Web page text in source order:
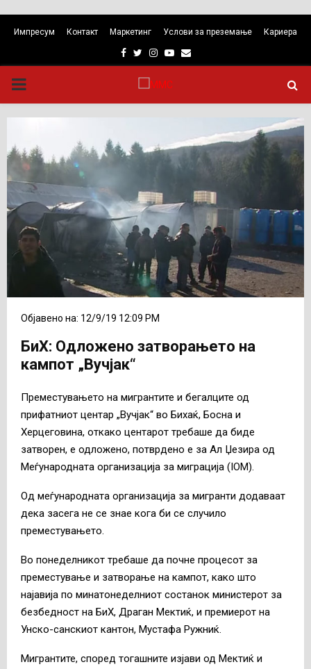
Импресум Контакт Маркетинг Услови за преземање Кариера
Facebook
TwitterInstagram
Youtube
Email
PRIMARY
MENU
Објавено на: 12/9/19 12:09 PM
БиХ: Одложено затворањето на
кампот „Вучјак“
Преместувањето на мигрантите и бегалците од
прифатниот центар „Вучјак“ во Бихаќ, Босна и
Херцеговина, откако центарот требаше да биде
затворен, е одложено, потврдено е за Ал Џезира од
Меѓународната организација за миграција (IOM).
Од меѓународната организација за мигранти додаваат
дека засега не се знае кога би се случило
преместувањето.
Во понеделникот требаше да почне процесот за
преместување и затворање на кампот, како што
најавија по минатонеделниот состанок министерот за
безбедност на БиХ, Драган Мектиќ, и премиерот на
Унско-санскиот кантон, Мустафа Ружниќ.
Мигрантите, според тогашните изјави од Мектиќ и